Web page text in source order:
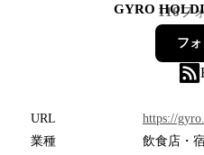
GYRO 116フ
フ
URL
https://
業種
飲食店・